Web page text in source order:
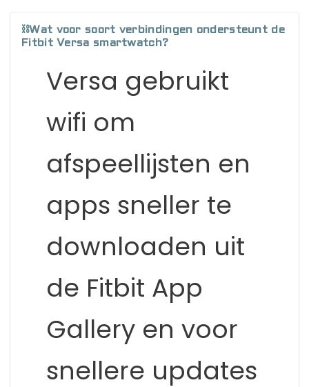
⛓️Wat voor soort verbindingen ondersteunt de
Fitbit Versa smartwatch?
Versa gebruikt
wifi om
afspeellijsten en
apps sneller te
downloaden uit
de Fitbit App
Gallery en voor
snellere updates